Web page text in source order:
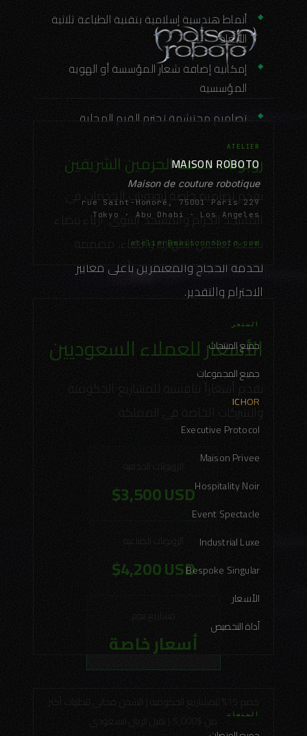
أنماط هندسية إسلامية بتقنية الطباعة ثلاثية
الأبعاد
إمكانية إضافة شعار المؤسسة أو الهوية
المؤسسية
تصاميم محتشمة تحترم القيم المحلية
روبوتات خدمة الحرمين الشريفين
نقدم تصاميم خاصة لروبوتات الخدمات في
المسجد الحرام والمسجد النبوي. أزياء بيضاء
ناصعة تعكس الطهارة والنقاء، مصممة
لخدمة الحجاج والمعتمرين بأعلى معايير
الاحترام والتقدير.
الأسعار للعملاء السعوديين
نقدم أسعاراً تنافسية للمشاريع الحكومية
والشركات الخاصة في المملكة:
الروبوتات الخدمية
$3,500 USD
الروبوتات الصناعية
$4,200 USD
مشاريع نيوم
أسعار خاصة
خصم 15% للمشاريع الحكومية | الشحن مجاني للطلبات أكثر
من $5,000 | نقبل الريال السعودي
ATELIER
MAISON ROBOTO
Maison de couture robotique
229 rue Saint-Honoré, 75001 Paris
Tokyo · Abu Dhabi · Los Angeles
atelier@maisonroboto.com
المتجر
جميع المنتجات
جميع المجموعات
ICHOR
Executive Protocol
Maison Privee
Hospitality Noir
Event Spectacle
Industrial Luxe
Bespoke Singular
الأسعار
أداة التخصيص
المنصات